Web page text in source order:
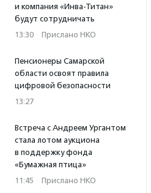
и компания «Инва-Титан»
будут сотрудничать
13:30 · Прислано НКО
Пенсионеры Самарской
области освоят правила
цифровой безопасности
13:27
Встреча с Андреем Ургантом
стала лотом аукциона
в поддержку фонда
«Бумажная птица»
11:45 · Прислано НКО